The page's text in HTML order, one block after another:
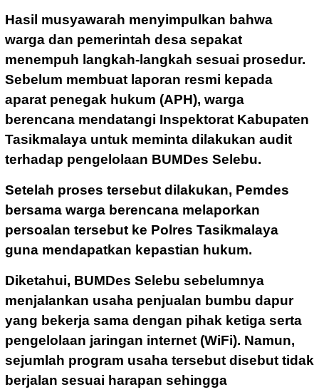
Hasil musyawarah menyimpulkan bahwa
warga dan pemerintah desa sepakat
menempuh langkah-langkah sesuai prosedur.
Sebelum membuat laporan resmi kepada
aparat penegak hukum (APH), warga
berencana mendatangi Inspektorat Kabupaten
Tasikmalaya untuk meminta dilakukan audit
terhadap pengelolaan BUMDes Selebu.
Setelah proses tersebut dilakukan, Pemdes
bersama warga berencana melaporkan
persoalan tersebut ke Polres Tasikmalaya
guna mendapatkan kepastian hukum.
Diketahui, BUMDes Selebu sebelumnya
menjalankan usaha penjualan bumbu dapur
yang bekerja sama dengan pihak ketiga serta
pengelolaan jaringan internet (WiFi). Namun,
sejumlah program usaha tersebut disebut tidak
berjalan sesuai harapan sehingga